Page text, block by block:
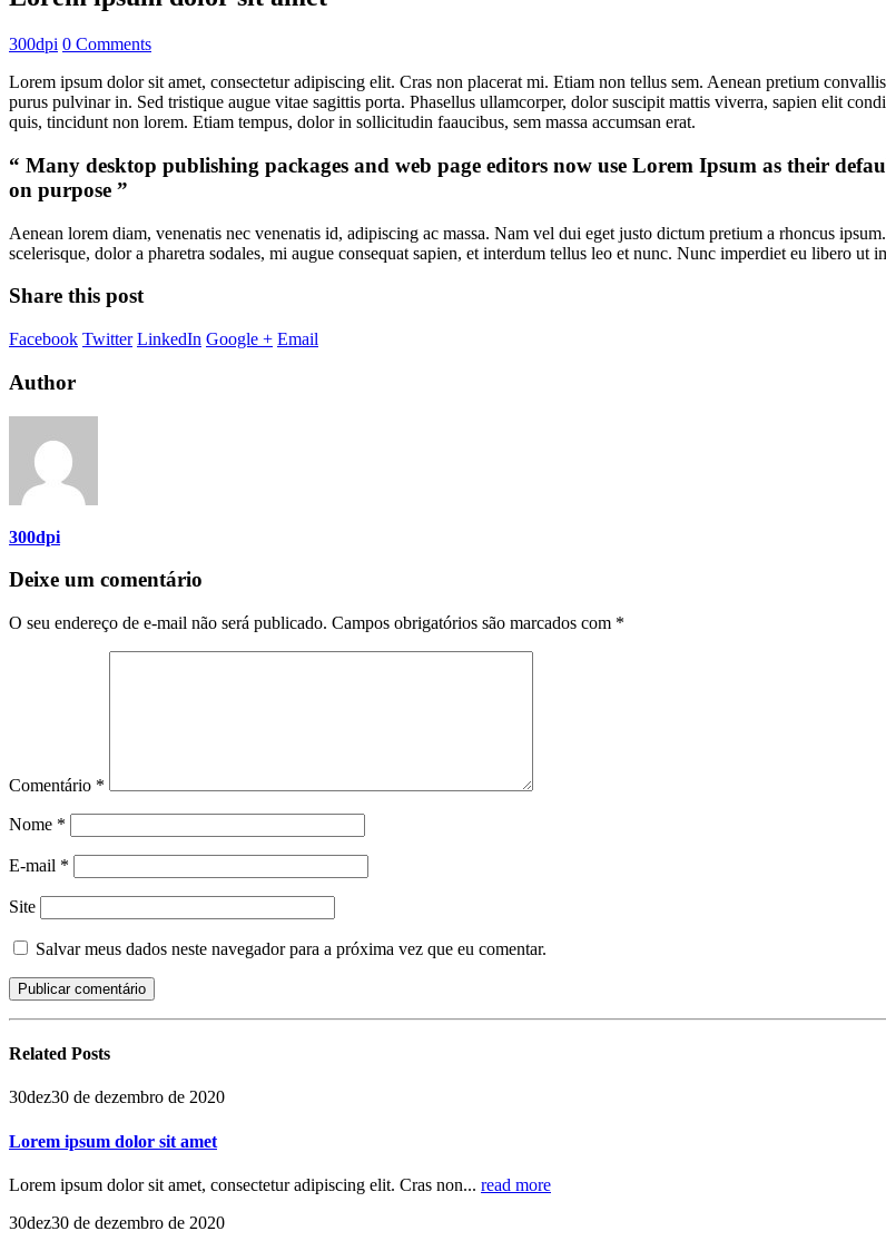
300dpi 0 Comments
Lorem ipsum dolor sit amet, consectetur adipiscing elit. Cras non placerat mi. Etiam non tellus sem. Aenean pretium
purus pulvinar in. Sed tristique augue vitae sagittis porta. Phasellus ullamcorper, dolor suscipit mattis viverra, sapien elit
quis, tincidunt non lorem. Etiam tempus, dolor in sollicitudin faaucibus, sem massa accumsan erat.
“ Many desktop publishing packages and web page editors now use Lorem Ipsum as their
on purpose ”
Aenean lorem diam, venenatis nec venenatis id, adipiscing ac massa. Nam vel dui eget justo dictum pretium a rhoncus
scelerisque, dolor a pharetra sodales, mi augue consequat sapien, et interdum tellus leo et nunc. Nunc imperdiet eu libero ut
Share this post
Facebook Twitter LinkedIn Google + Email
Author
300dpi
Deixe um comentário
O seu endereço de e-mail não será publicado. Campos obrigatórios são marcados com *
Comentário *
Nome *
E-mail *
Site
Salvar meus dados neste navegador para a próxima vez que eu comentar.
Related Posts
30dez30 de dezembro de 2020
Lorem ipsum dolor sit amet
Lorem ipsum dolor sit amet, consectetur adipiscing elit. Cras non... read more
30dez30 de dezembro de 2020